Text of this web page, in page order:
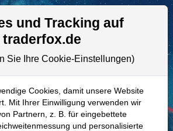
Aktien- und Artikelsuche
–Littelfuse Aktie
und Tracking auf
traderfox.de
Sie Ihre Cookie-Einstellungen)
Cookies, damit unsere Website
Mit Ihrer Einwilligung verwenden wir
Partnern, z. B. für eingebettete
und personalisierte